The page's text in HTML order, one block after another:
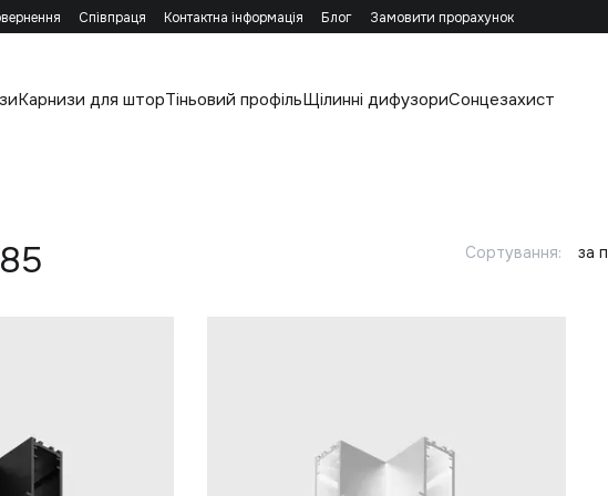
Співпраця Контактна інформація Блог Замовити прорахунок
Карнизи для шторТіньовий профільЩілинні дифузориСонцезахист
Сортування: за